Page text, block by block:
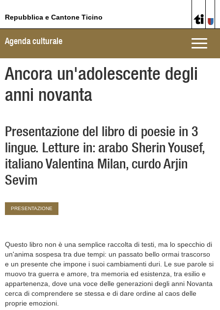
Repubblica e Cantone Ticino
Toggle
Agenda culturale
Ancora un'adolescente degli
anni novanta
Presentazione del libro di poesie in 3
lingue. Letture in: arabo Sherin Yousef,
italiano Valentina Milan, curdo Arjin
Sevim
PRESENTAZIONE
Questo libro non è una semplice raccolta di testi, ma lo specchio di
un'anima sospesa tra due tempi: un passato bello ormai trascorso
e un presente che impone i suoi cambiamenti duri. Le sue parole si
muovo tra guerra e amore, tra memoria ed esistenza, tra esilio e
appartenenza, dove una voce delle generazioni degli anni Novanta
cerca di comprendere se stessa e di dare ordine al caos delle
proprie emozioni.